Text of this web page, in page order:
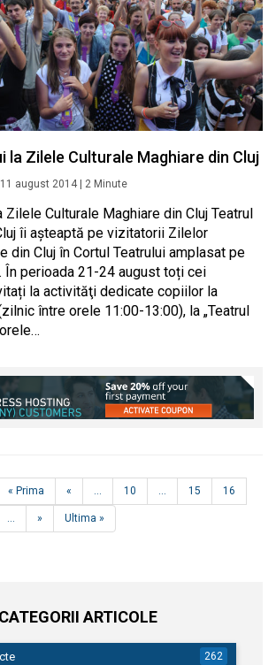
la Zilele Culturale Maghiare din Cluj
11 august 2014 2 Minute
Zilele Culturale Maghiare din Cluj Teatrul
îi așteaptă pe vizitatorii Zilelor
din Cluj în Cortul Teatrului amplasat pe
În perioada 21-24 august toți cei
la activităţi dedicate copiilor la
între orele 11:00-13:00), la „Teatrul
« Prima « ... 10 ... 15 16
... » Ultima »
CATEGORII ARTICOLE
262